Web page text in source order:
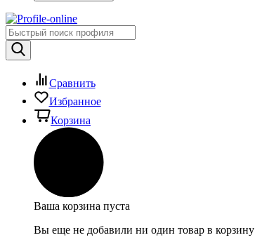
Сравнить
Избранное
Корзина
Ваша корзина пуста
Вы еще не добавили ни один товар в корзину